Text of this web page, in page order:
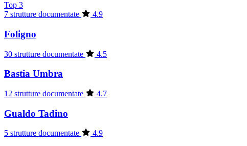
Top 3
7 strutture documentate
4.9
Foligno
30 strutture documentate 4.5
Bastia Umbra
12 strutture documentate 4.7
Gualdo Tadino
5 strutture documentate 4.9